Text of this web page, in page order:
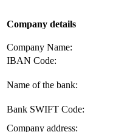
Company details
Company Name:
IBAN Code:
Name of the bank:
Bank SWIFT Code:
Company address: